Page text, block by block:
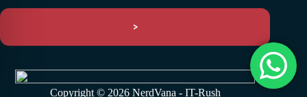
>
Copyright © 2026 NerdVana - IT-Rush